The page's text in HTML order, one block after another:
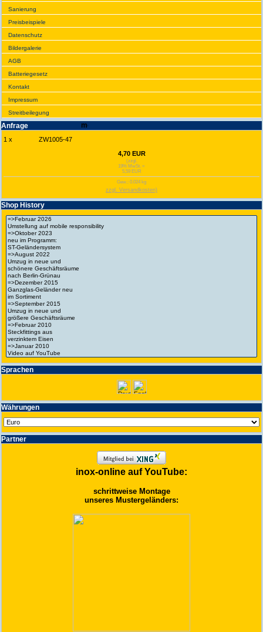
Sanie­rung
Preis­beispiele
Daten­schutz
Bilder­galerie
AGB
Batte­rie­gesetz
Kontakt
Impres­sum
Streit­bei­legung
Anfrage
1 x
ZW1005-47
4,70 EUR
(zzgl.
19% MwSt. =
5,59 EUR
Gew.: 0.024 kg
zzgl. Versandkosten)
Shop History
Spra­chen
Wäh­run­gen
Partner
inox-online auf YouTube:
schrittweise Montage
unseres Mustergeländers: